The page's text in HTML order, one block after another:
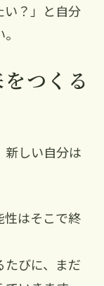
い？」と自分
つくる
新しい自分は
性はそこで終
びに、まだ